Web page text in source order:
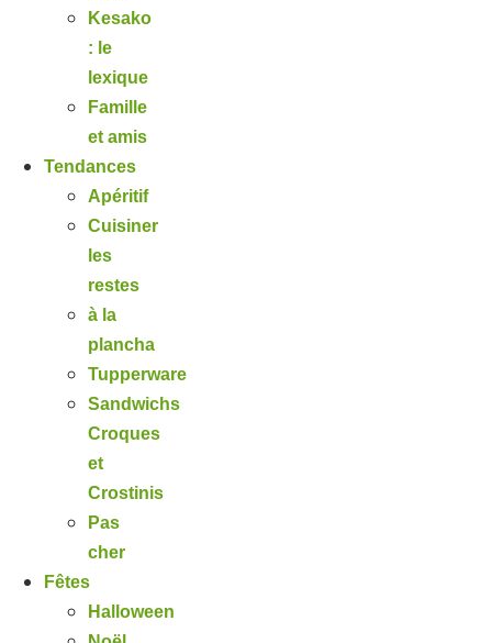
Kesako
: le
lexique
Famille
et amis
Tendances
Apéritif
Cuisiner
les
restes
à la
plancha
Tupperware
Sandwichs
Croques
et
Crostinis
Pas
cher
Fêtes
Halloween